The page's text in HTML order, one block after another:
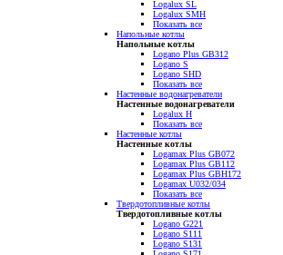
Logalux SL
Logalux SMH
Показать все
Напольные котлы
Напольные котлы
Logano Plus GB312
Logano S
Logano SHD
Показать все
Настенные водонагреватели
Настенные водонагреватели
Logalux H
Показать все
Настенные котлы
Настенные котлы
Logamax Plus GB072
Logamax Plus GB112
Logamax Plus GBH172
Logamax U032/034
Показать все
Твердотопливные котлы
Твердотопливные котлы
Logano G221
Logano S111
Logano S131